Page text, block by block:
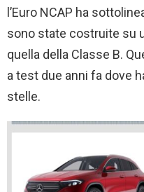
l’Euro NCAP ha
sono state costruite su
quella della Classe B.
a test due anni fa dove
stelle.